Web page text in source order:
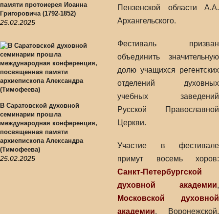
памяти протоиерея Иоанна
Григоровича (1792-1852)
25.02.2025
В Саратовской духовной
семинарии прошла
международная конференция,
посвященная памяти
архиепископа Александра
(Тимофеева)
25.02.2025
Пензенской области А.А.
Архангельского.
Фестиваль призван
объединить значительную
долю учащихся регентских
отделений духовных
учебных заведений
Русской Православной
Церкви.
Участие в фестивале
примут восемь хоров:
Санкт-Петербургской
духовной академии,
Московской духовной
академии, Воронежской,